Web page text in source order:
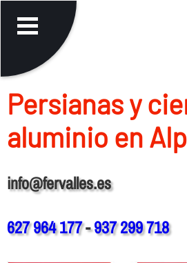
Persianas y
aluminio en
info@fervalles.es
627 964 177-937 299 718